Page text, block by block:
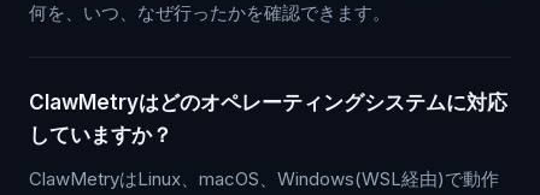
何を、いつ、なぜ行ったかを確認できます。
ClawMetryはどのオペレーティングシステムに対応
していますか？
ClawMetryはLinux、macOS、Windows(WSL経由)で動作